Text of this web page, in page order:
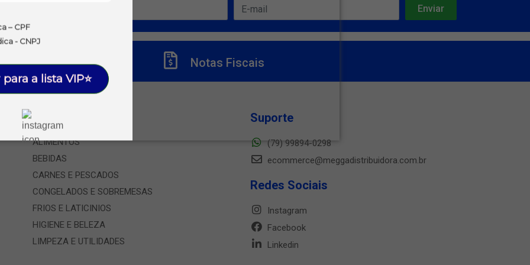
– CPF
- CNPJ
a lista VIP⭐
Títulos Notas Fiscais
ALIMENTOS
BEBIDAS
CARNES E PESCADOS
CONGELADOS E SOBREMESAS
FRIOS E LATICINIOS
HIGIENE E BELEZA
LIMPEZA E UTILIDADES
Suporte
(79) 99894-0298
ecommerce@meggadistribuidora.com.br
Redes Sociais
Instagram
Facebook
Linkedin